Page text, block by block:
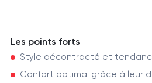
Les points forts
Style décontracté et
Confort optimal grâce à leur